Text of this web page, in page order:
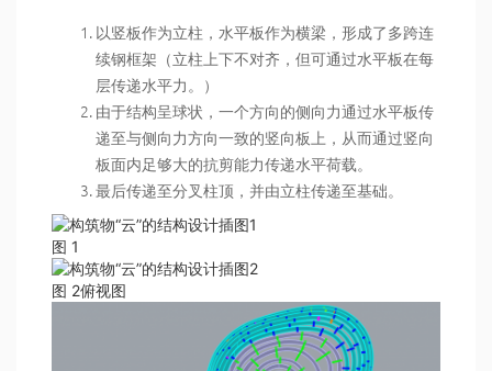
以竖板作为立柱，水平板作为横梁，形成了多跨连
续钢框架（立柱上下不对齐，但可通过水平板在每
层传递水平力。）
由于结构呈球状，一个方向的侧向力通过水平板传
递至与侧向力方向一致的竖向板上，从而通过竖向
板面内足够大的抗剪能力传递水平荷载。
最后传递至分叉柱顶，并由立柱传递至基础。
图 1
图 2俯视图